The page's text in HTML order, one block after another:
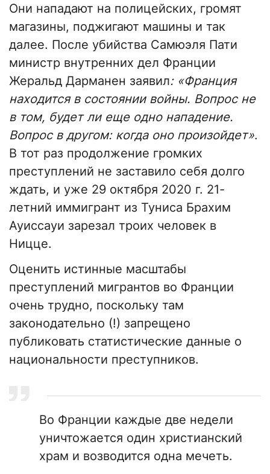
Они нападают на полицейских, громят
магазины, поджигают машины и так
далее. После убийства Самюэля Пати
министр внутренних дел Франции
Жеральд Дарманен заявил: «Франция
находится в состоянии войны. Вопрос не
в том, будет ли еще одно нападение.
Вопрос в другом: когда оно произойдет».
В тот раз продолжение громких
преступлений не заставило себя долго
ждать, и уже 29 октября 2020 г. 21-
летний иммигрант из Туниса Брахим
Ауиссауи зарезал троих человек в
Ницце.
Оценить истинные масштабы
преступлений мигрантов во Франции
очень трудно, поскольку там
законодательно (!) запрещено
публиковать статистические данные о
национальности преступников.
Во Франции каждые две недели
уничтожается один христианский
храм и возводится одна мечеть.